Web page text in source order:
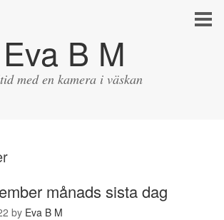
Eva B M
med en kamera i väskan
månads sista dag
by Eva B M